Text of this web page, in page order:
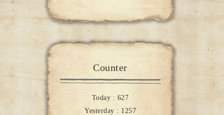
Counter
Today : 627
Yesterday : 1257